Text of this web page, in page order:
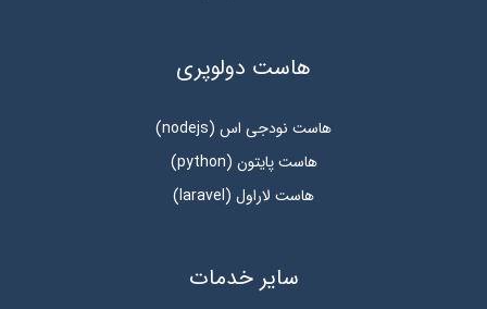
هاست دولوپری
هاست نودجی اس (nodejs)
هاست پایتون (python)
هاست لاراول (laravel)
سایر خدمات